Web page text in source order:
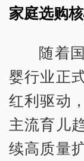
家庭选购
随着
婴行业正
红利驱动
主流育儿
续高质量